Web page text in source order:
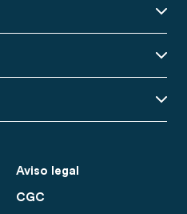
Aviso legal
CGC